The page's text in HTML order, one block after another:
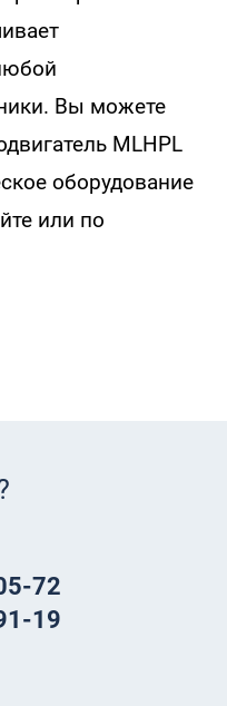
Вы можете
MLHPL
оборудование
или по
72
19